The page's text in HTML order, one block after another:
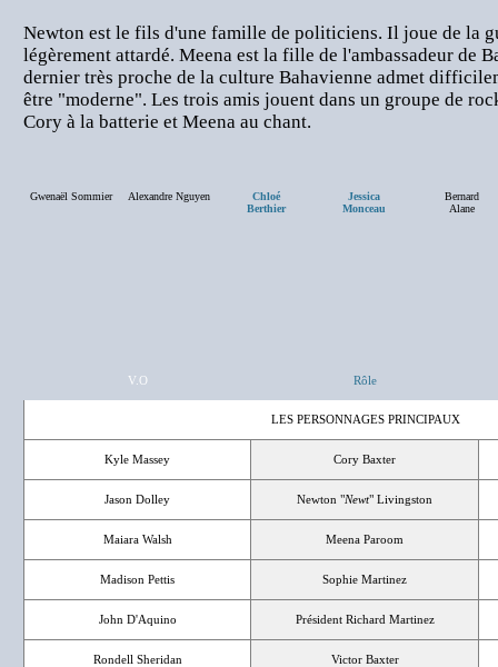
Newton est le fils d'une famille de politiciens. Il joue de la
légèrement attardé. Meena est la fille de l'ambassadeur de
dernier très proche de la culture Bahavienne admet
être "moderne". Les trois amis jouent dans un groupe de
Cory à la batterie et Meena au chant.
Gwenaël Sommier Alexandre Nguyen
Chloé
Berthier
Jessica
Monceau
Bernard
Alane
V.O Rôle
LES PERSONNAGES PRINCIPAUX
Kyle Massey Cory Baxter
Jason Dolley Newton "Newt" Livingston
Maiara Walsh Meena Paroom
Madison Pettis Sophie Martinez
John D'Aquino Président Richard Martinez
Rondell Sheridan Victor Baxter